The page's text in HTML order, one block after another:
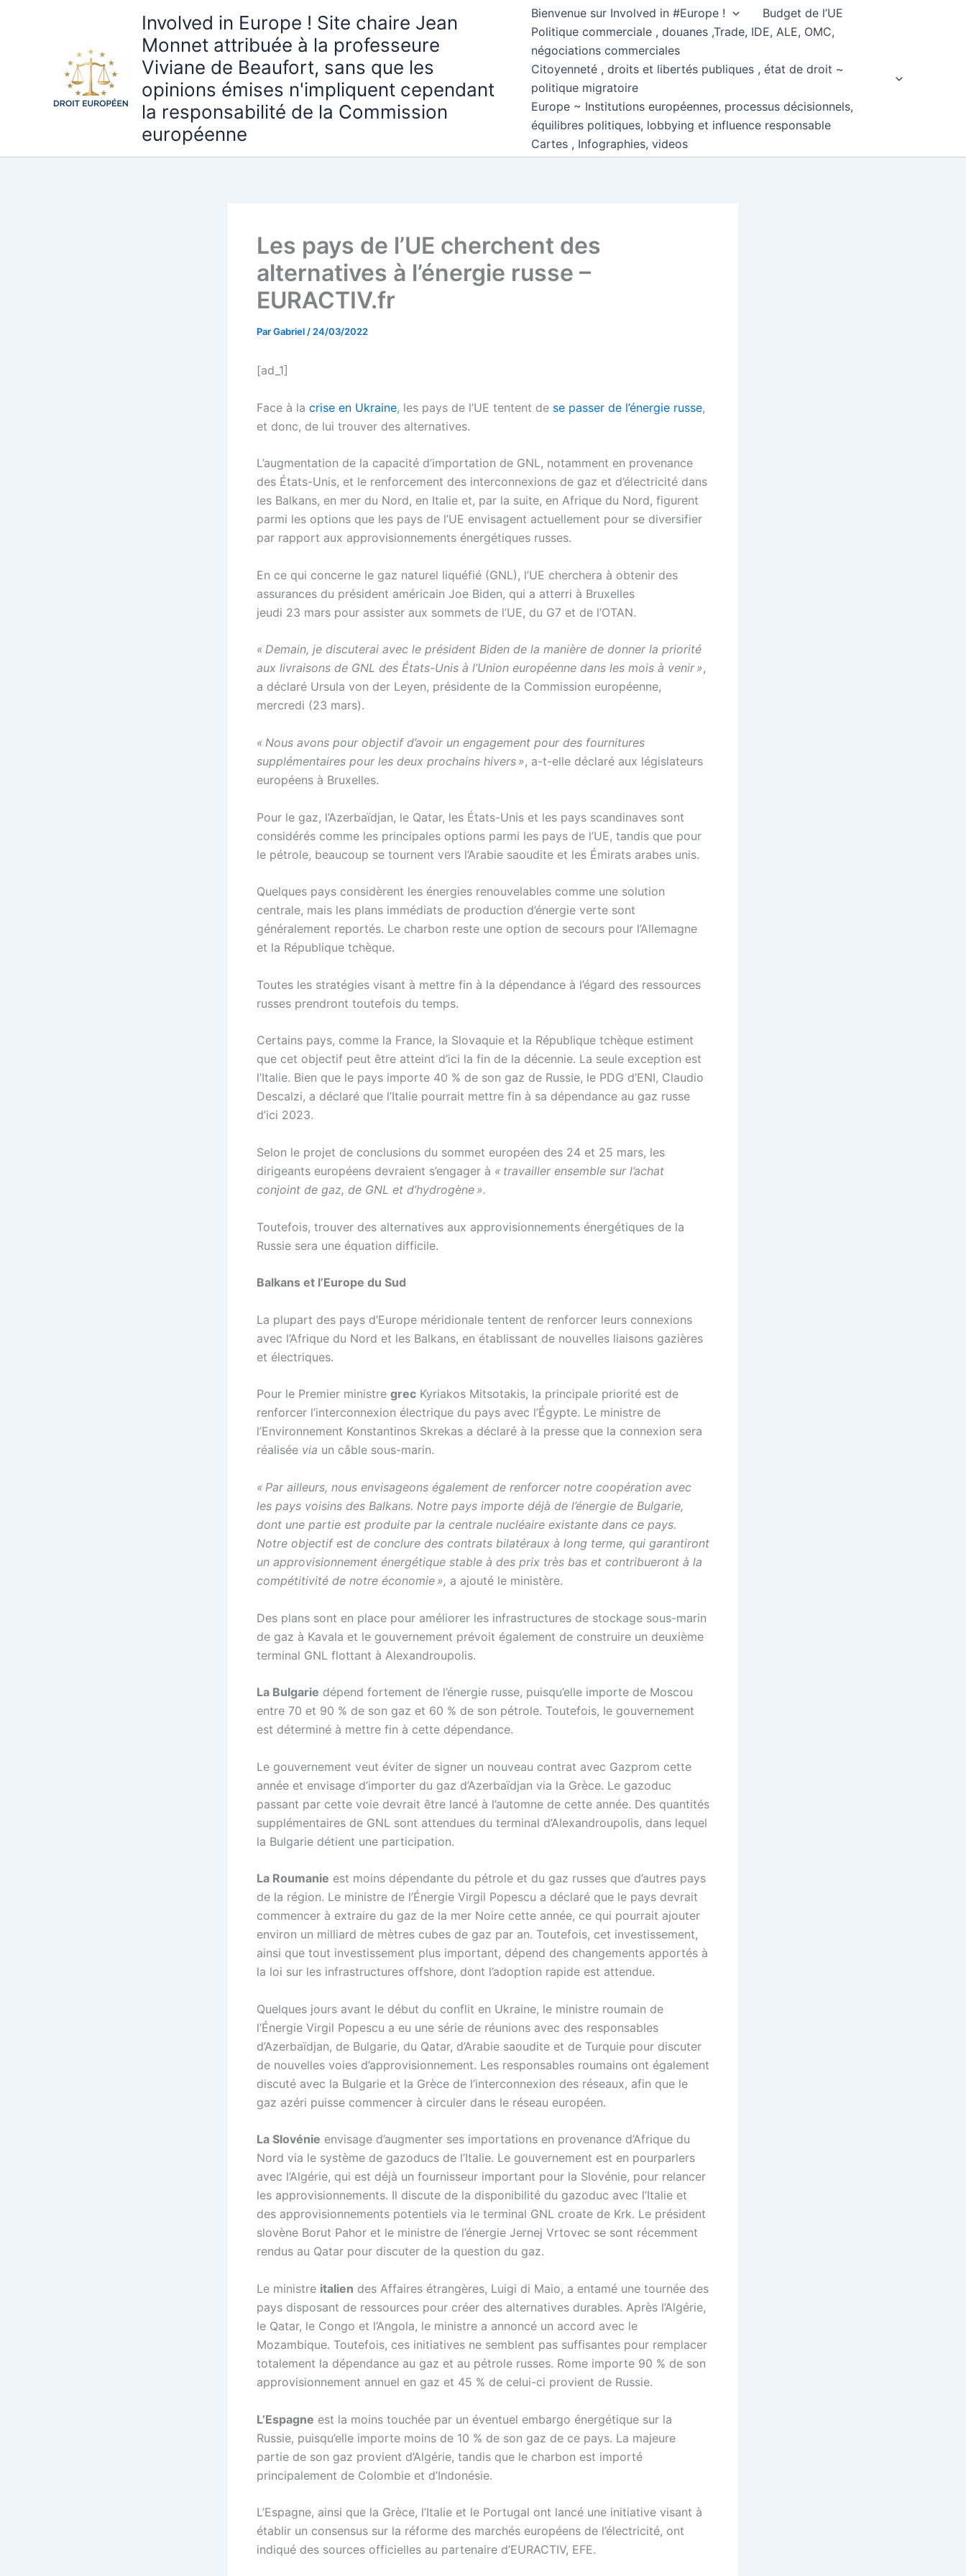
Involved in Europe ! Site chaire Jean
Monnet attribuée à la professeure
Viviane de Beaufort, sans que les
opinions émises n'impliquent cependant
la responsabilité de la Commission
européenne
Bienvenue sur Involved in #Europe !
Budget de l’UE
Politique commerciale , douanes ,Trade, IDE, ALE, OMC,
négociations commerciales
Citoyenneté , droits et libertés publiques , état de droit ~
politique migratoire
Europe ~ Institutions européennes, processus décisionnels,
équilibres politiques, lobbying et influence responsable
Cartes , Infographies, videos
Les pays de l’UE cherchent des
alternatives à l’énergie russe –
EURACTIV.fr
ParGabriel / 24/03/2022
[ad_1]
Face à la crise en Ukraine, les pays de l’UE tentent de se passer de l’énergie russe,
et donc, de lui trouver des alternatives.
L’augmentation de la capacité d’importation de GNL, notamment en provenance
des États-Unis, et le renforcement des interconnexions de gaz et d’électricité dans
les Balkans, en mer du Nord, en Italie et, par la suite, en Afrique du Nord, figurent
parmi les options que les pays de l’UE envisagent actuellement pour se diversifier
par rapport aux approvisionnements énergétiques russes.
En ce qui concerne le gaz naturel liquéfié (GNL), l’UE cherchera à obtenir des
assurances du président américain Joe Biden, qui a atterri à Bruxelles
jeudi 23 mars pour assister aux sommets de l’UE, du G7 et de l’OTAN.
« Demain, je discuterai avec le président Biden de la manière de donner la priorité
aux livraisons de GNL des États-Unis à l’Union européenne dans les mois à venir »,
a déclaré Ursula von der Leyen, présidente de la Commission européenne,
mercredi (23 mars).
« Nous avons pour objectif d’avoir un engagement pour des fournitures
supplémentaires pour les deux prochains hivers », a-t-elle déclaré aux législateurs
européens à Bruxelles.
Pour le gaz, l’Azerbaïdjan, le Qatar, les États-Unis et les pays scandinaves sont
considérés comme les principales options parmi les pays de l’UE, tandis que pour
le pétrole, beaucoup se tournent vers l’Arabie saoudite et les Émirats arabes unis.
Quelques pays considèrent les énergies renouvelables comme une solution
centrale, mais les plans immédiats de production d’énergie verte sont
généralement reportés. Le charbon reste une option de secours pour l’Allemagne
et la République tchèque.
Toutes les stratégies visant à mettre fin à la dépendance à l’égard des ressources
russes prendront toutefois du temps.
Certains pays, comme la France, la Slovaquie et la République tchèque estiment
que cet objectif peut être atteint d’ici la fin de la décennie. La seule exception est
l’Italie. Bien que le pays importe 40 % de son gaz de Russie, le PDG d’ENI, Claudio
Descalzi, a déclaré que l’Italie pourrait mettre fin à sa dépendance au gaz russe
d’ici 2023.
Selon le projet de conclusions du sommet européen des 24 et 25 mars, les
dirigeants européens devraient s’engager à « travailler ensemble sur l’achat
conjoint de gaz, de GNL et d’hydrogène ».
Toutefois, trouver des alternatives aux approvisionnements énergétiques de la
Russie sera une équation difficile.
Balkans et l’Europe du Sud
La plupart des pays d’Europe méridionale tentent de renforcer leurs connexions
avec l’Afrique du Nord et les Balkans, en établissant de nouvelles liaisons gazières
et électriques.
Pour le Premier ministre grec Kyriakos Mitsotakis, la principale priorité est de
renforcer l’interconnexion électrique du pays avec l’Égypte. Le ministre de
l’Environnement Konstantinos Skrekas a déclaré à la presse que la connexion sera
réalisée via un câble sous-marin.
« Par ailleurs, nous envisageons également de renforcer notre coopération avec
les pays voisins des Balkans. Notre pays importe déjà de l’énergie de Bulgarie,
dont une partie est produite par la centrale nucléaire existante dans ce pays.
Notre objectif est de conclure des contrats bilatéraux à long terme, qui garantiront
un approvisionnement énergétique stable à des prix très bas et contribueront à la
compétitivité de notre économie », a ajouté le ministère.
Des plans sont en place pour améliorer les infrastructures de stockage sous-marin
de gaz à Kavala et le gouvernement prévoit également de construire un deuxième
terminal GNL flottant à Alexandroupolis.
La Bulgarie dépend fortement de l’énergie russe, puisqu’elle importe de Moscou
entre 70 et 90 % de son gaz et 60 % de son pétrole. Toutefois, le gouvernement
est déterminé à mettre fin à cette dépendance.
Le gouvernement veut éviter de signer un nouveau contrat avec Gazprom cette
année et envisage d’importer du gaz d’Azerbaïdjan via la Grèce. Le gazoduc
passant par cette voie devrait être lancé à l’automne de cette année. Des quantités
supplémentaires de GNL sont attendues du terminal d’Alexandroupolis, dans lequel
la Bulgarie détient une participation.
La Roumanie est moins dépendante du pétrole et du gaz russes que d’autres pays
de la région. Le ministre de l’Énergie Virgil Popescu a déclaré que le pays devrait
commencer à extraire du gaz de la mer Noire cette année, ce qui pourrait ajouter
environ un milliard de mètres cubes de gaz par an. Toutefois, cet investissement,
ainsi que tout investissement plus important, dépend des changements apportés à
la loi sur les infrastructures offshore, dont l’adoption rapide est attendue.
Quelques jours avant le début du conflit en Ukraine, le ministre roumain de
l’Énergie Virgil Popescu a eu une série de réunions avec des responsables
d’Azerbaïdjan, de Bulgarie, du Qatar, d’Arabie saoudite et de Turquie pour discuter
de nouvelles voies d’approvisionnement. Les responsables roumains ont également
discuté avec la Bulgarie et la Grèce de l’interconnexion des réseaux, afin que le
gaz azéri puisse commencer à circuler dans le réseau européen.
La Slovénie envisage d’augmenter ses importations en provenance d’Afrique du
Nord via le système de gazoducs de l’Italie. Le gouvernement est en pourparlers
avec l’Algérie, qui est déjà un fournisseur important pour la Slovénie, pour relancer
les approvisionnements. Il discute de la disponibilité du gazoduc avec l’Italie et
des approvisionnements potentiels via le terminal GNL croate de Krk. Le président
slovène Borut Pahor et le ministre de l’énergie Jernej Vrtovec se sont récemment
rendus au Qatar pour discuter de la question du gaz.
Le ministre italien des Affaires étrangères, Luigi di Maio, a entamé une tournée des
pays disposant de ressources pour créer des alternatives durables. Après l’Algérie,
le Qatar, le Congo et l’Angola, le ministre a annoncé un accord avec le
Mozambique. Toutefois, ces initiatives ne semblent pas suffisantes pour remplacer
totalement la dépendance au gaz et au pétrole russes. Rome importe 90 % de son
approvisionnement annuel en gaz et 45 % de celui-ci provient de Russie.
L’Espagne est la moins touchée par un éventuel embargo énergétique sur la
Russie, puisqu’elle importe moins de 10 % de son gaz de ce pays. La majeure
partie de son gaz provient d’Algérie, tandis que le charbon est importé
principalement de Colombie et d’Indonésie.
L’Espagne, ainsi que la Grèce, l’Italie et le Portugal ont lancé une initiative visant à
établir un consensus sur la réforme des marchés européens de l’électricité, ont
indiqué des sources officielles au partenaire d’EURACTIV, EFE.